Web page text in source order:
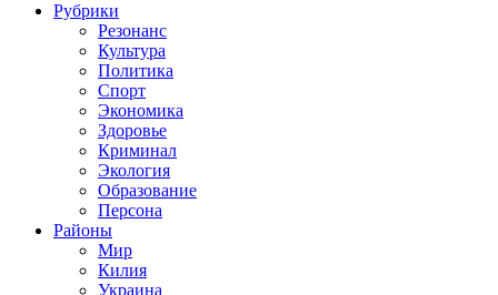
Рубрики
Резонанс
Культура
Политика
Спорт
Экономика
Здоровье
Криминал
Экология
Образование
Персона
Районы
Мир
Килия
Украина